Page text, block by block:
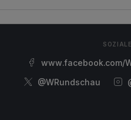
www.facebook.com/
@WRundschau